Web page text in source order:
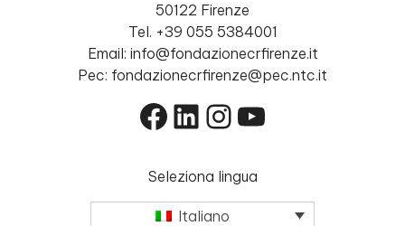
50122 Firenze
Tel. +39 055 5384001
Email: info@fondazionecrfirenze.it
Pec: fondazionecrfirenze@pec.ntc.it
Facebook
LinkedIn
Instagram
YouTube
Seleziona lingua
Italiano